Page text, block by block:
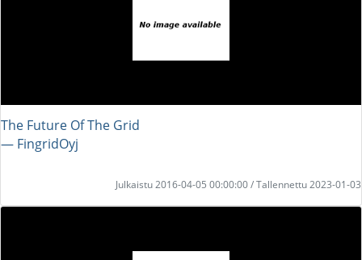
The Future Of The Grid
― FingridOyj
Julkaistu 2016-04-05 00:00:00 / Tallennettu 2023-01-03